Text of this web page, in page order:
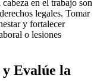
en el trabajo son
legales. Tomar
y fortalecer
o lesiones
Evalúe la